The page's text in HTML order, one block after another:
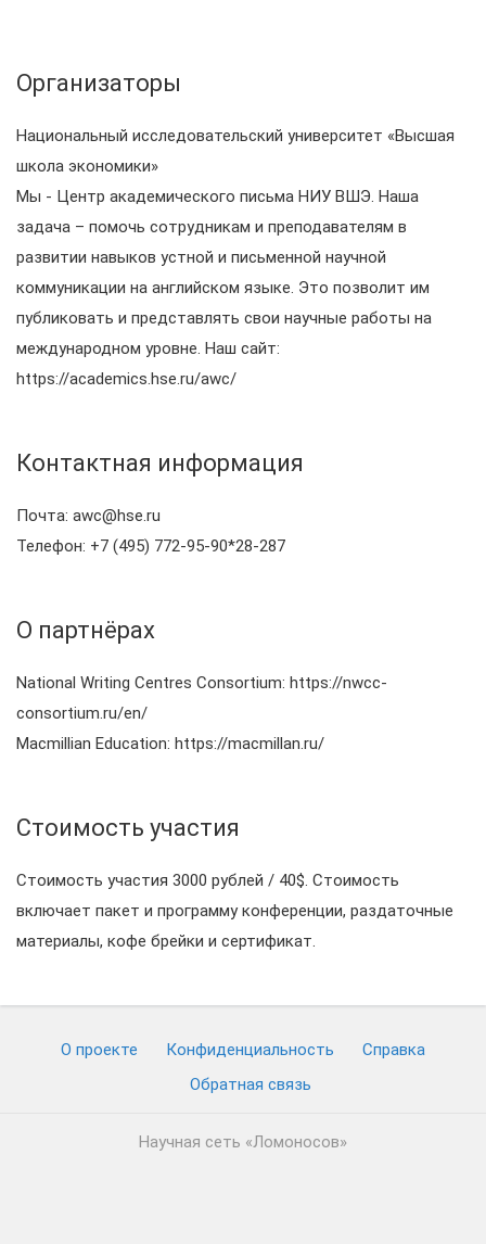
Организаторы
Национальный исследовательский университет «Высшая
школа экономики»
Мы - Центр академического письма НИУ ВШЭ. Наша
задача – помочь сотрудникам и преподавателям в
развитии навыков устной и письменной научной
коммуникации на английском языке. Это позволит им
публиковать и представлять свои научные работы на
международном уровне. Наш сайт:
https://academics.hse.ru/awc/
Контактная информация
Почта: awc@hse.ru
Телефон: +7 (495) 772-95-90*28-287
О партнёрах
National Writing Centres Consortium: https://nwcc-
consortium.ru/en/
Macmillian Education: https://macmillan.ru/
Стоимость участия
Стоимость участия 3000 рублей / 40$. Стоимость
включает пакет и программу конференции, раздаточные
материалы, кофе брейки и сертификат.
О проекте Конфиденциальность
Cправка
Обратная связь
Научная сеть «Ломоносов»